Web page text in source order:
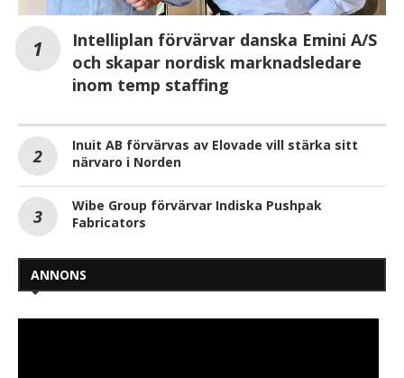
Intelliplan förvärvar danska Emini A/S
och skapar nordisk marknadsledare
inom temp staffing
Inuit AB förvärvas av Elovade vill stärka sitt
närvaro i Norden
Wibe Group förvärvar Indiska Pushpak
Fabricators
ANNONS